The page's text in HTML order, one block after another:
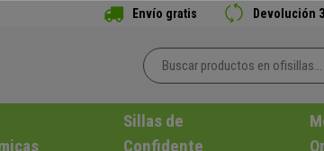
Envío gratis Devolución
Sillas de
Confidente